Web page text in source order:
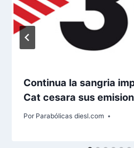
Continua la sangria
Cat cesara sus
Por Parabólicas diesl.com